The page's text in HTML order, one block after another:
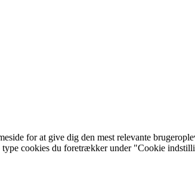
for at give dig den mest relevante
cookies du foretrækker under "Cookie